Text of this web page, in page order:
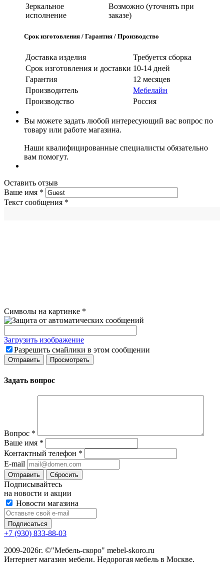
Зеркальное
исполнение
Возможно (уточнять при
заказе)
Срок изготовления / Гарантия / Производство
Доставка изделия
Требуется сборка
Срок изготовления и доставки 10-14 дней
Гарантия
12 месяцев
Производитель
Мебелайн
Производство
Россия
Вы можете задать любой интересующий вас вопрос по
товару или работе магазина.
Наши квалифицированные специалисты обязательно
вам помогут.
Оставить отзыв
Ваше имя *
Текст сообщения *
Символы на картинке *
Загрузить изображение
Разрешить смайлики в этом сообщении
Задать вопрос
Вопрос *
Ваше имя *
Контактный телефон *
E-mail
Сбросить
Подписывайтесь
на новости и акции
Новости магазина
+7 (930) 833-88-03
2009-2026г. ©"Мебель-скоро" mebel-skoro.ru
Интернет магазин мебели. Недорогая мебель в Москве.